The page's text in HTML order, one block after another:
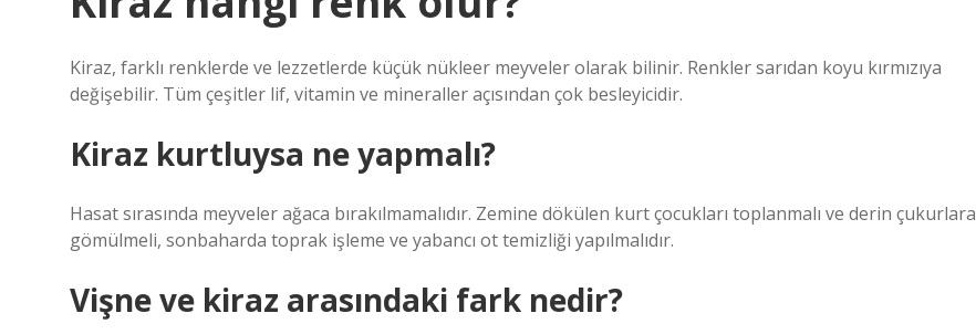
Kiraz, farklı renklerde ve lezzetlerde küçük nükleer meyveler olarak bilinir. Renkler sarıdan koyu kırmızıya
değişebilir. Tüm çeşitler lif, vitamin ve mineraller açısından çok besleyicidir.
Kiraz kurtluysa ne yapmalı?
Hasat sırasında meyveler ağaca bırakılmamalıdır. Zemine dökülen kurt çocukları toplanmalı ve derin çukurlara
gömülmeli, sonbaharda toprak işleme ve yabancı ot temizliği yapılmalıdır.
Vişne ve kiraz arasındaki fark nedir?